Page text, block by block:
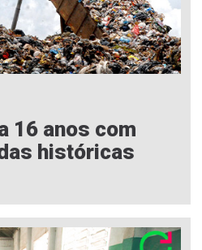
16 anos com
históricas